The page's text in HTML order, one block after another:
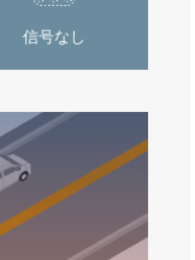
信号なし